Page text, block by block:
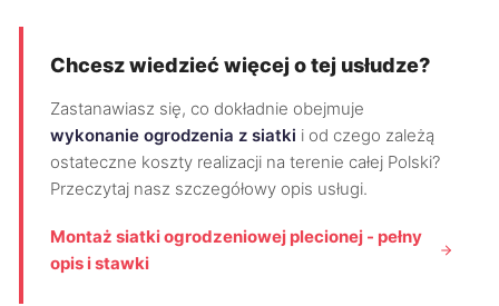
Chcesz wiedzieć więcej o tej usłudze?
Zastanawiasz się, co dokładnie obejmuje
wykonanie ogrodzenia z siatki i od czego zależą
ostateczne koszty realizacji na terenie całej Polski?
Przeczytaj nasz szczegółowy opis usługi.
Montaż siatki ogrodzeniowej plecionej - pełny
opis i stawki